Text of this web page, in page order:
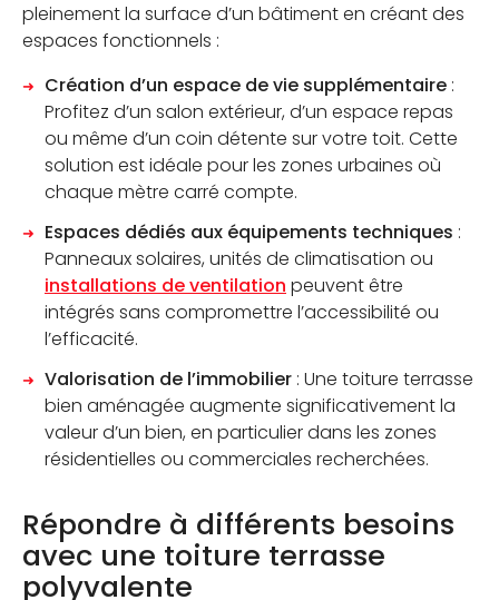
pleinement la surface d’un bâtiment en créant des
espaces fonctionnels :
Création d’un espace de vie supplémentaire :
Profitez d’un salon extérieur, d’un espace repas
ou même d’un coin détente sur votre toit. Cette
solution est idéale pour les zones urbaines où
chaque mètre carré compte.
Espaces dédiés aux équipements techniques :
Panneaux solaires, unités de climatisation ou
installations de ventilation peuvent être
intégrés sans compromettre l’accessibilité ou
l’efficacité.
Valorisation de l’immobilier : Une toiture terrasse
bien aménagée augmente significativement la
valeur d’un bien, en particulier dans les zones
résidentielles ou commerciales recherchées.
Répondre à différents besoins
avec une toiture terrasse
polyvalente